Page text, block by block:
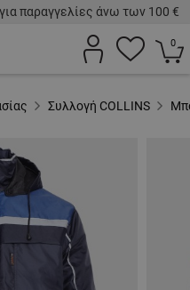
για παραγγελίες άνω των 100 €
0
Συλλογή COLLINS